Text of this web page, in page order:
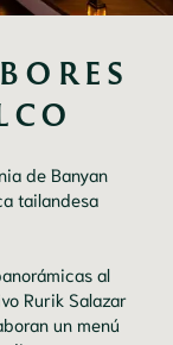
de Banyan
tailandesa
al
Rurik Salazar
un menú